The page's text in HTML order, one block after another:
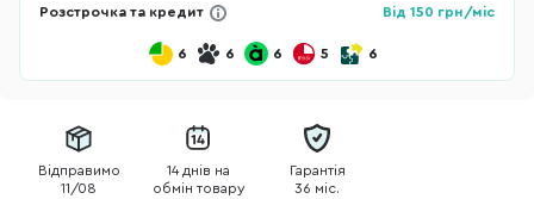
Розстрочка та кредит Від 150 грн/міс
6 6 6 5 6
Відправимо
11/08
14 днів на
обмін товару
Гарантія
36 міс.